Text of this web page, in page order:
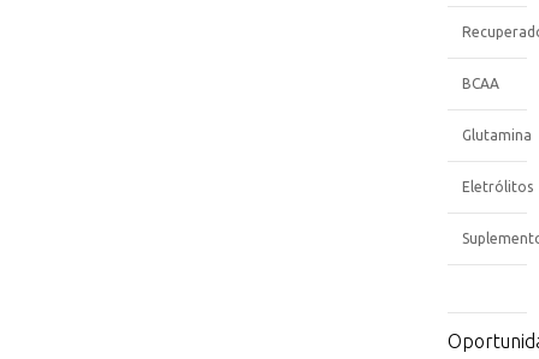
BCAA
Glutamina
Eletrólitos